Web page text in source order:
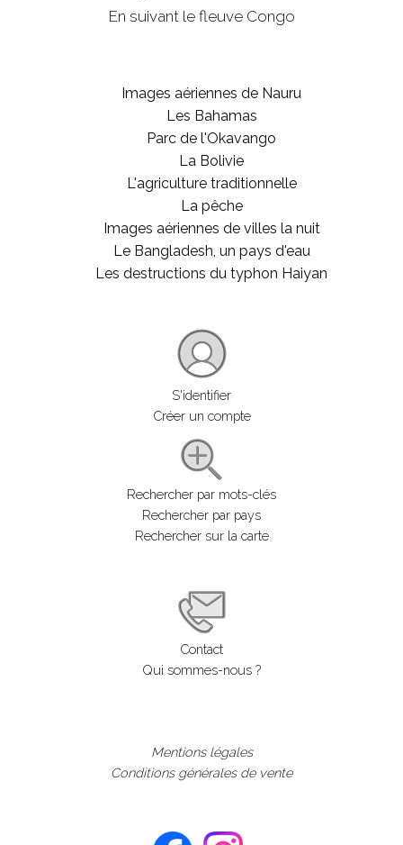
En suivant le fleuve Congo
Images aériennes de Nauru
Les Bahamas
Parc de l'Okavango
La Bolivie
L'agriculture traditionnelle
La pêche
Images aériennes de villes la nuit
Le Bangladesh, un pays d'eau
Les destructions du typhon Haiyan
S'identifier
Créer un compte
Rechercher par mots-clés
Rechercher par pays
Rechercher sur la carte
Contact
Qui sommes-nous ?
Mentions légales
Conditions générales de vente